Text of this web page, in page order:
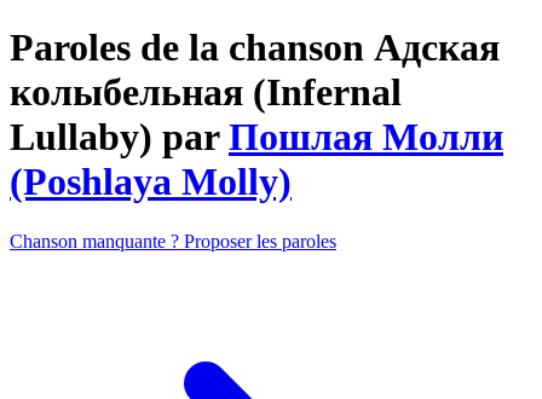
Paroles de la chanson Адская
колыбeльная (Infernal
Lullaby) parПошлая Молли
(Poshlaya Molly)
Chanson manquante ? Proposer les paroles